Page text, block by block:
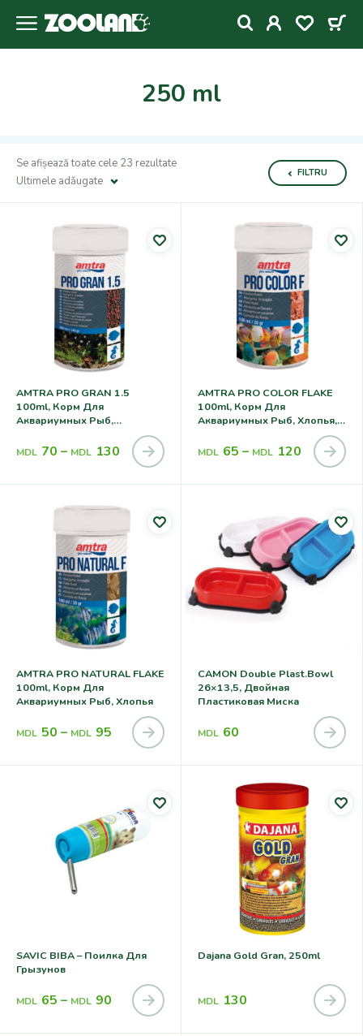
250 ml
Se afișează toate cele 23 rezultate
Ultimele adǎugate
FILTRU
AMTRA PRO GRAN 1.5
100ml, Корм Для
Аквариумных Рыб,
MDL 70 – MDL 130
AMTRA PRO COLOR FLAKE
100ml, Корм Для
Аквариумных Рыб, Хлопья,
MDL 65 – MDL 120
AMTRA PRO NATURAL FLAKE
100ml, Корм Для
Аквариумных Рыб, Хлопья
MDL 50 – MDL 95
CAMON Double Plast.bowl
26×13,5, Двойная
Пластиковая Миска
MDL 60
SAVIC BIBA – Поилка Для
Грызунов
MDL 65 – MDL 90
Dajana Gold Gran, 250ml
MDL 130